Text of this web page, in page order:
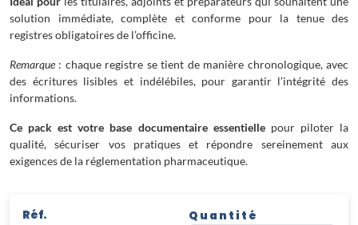
solution immédiate, complète et conforme pour la tenue des
registres obligatoires de l’officine.
Remarque : chaque registre se tient de manière chronologique, avec
des écritures lisibles et indélébiles, pour garantir l’intégrité des
informations.
Ce pack est votre base documentaire essentiellepour piloter la
qualité, sécuriser vos pratiques et répondre sereinement aux
exigences de la réglementation pharmaceutique.
Réf. Quantité